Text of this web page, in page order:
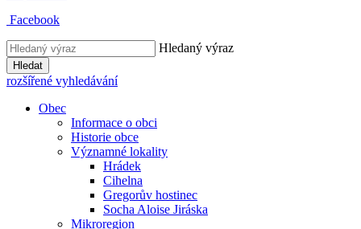
Facebook
Hledaný výraz
Hledat
rozšířené vyhledávání
Obec
Informace o obci
Historie obce
Významné lokality
Hrádek
Cihelna
Gregorův hostinec
Socha Aloise Jiráska
Mikroregion